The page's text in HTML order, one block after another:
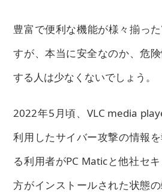
豊富で便利な機能が様々揃っ
すが、本当に安全なのか、危
する人は少なくないでしょう。
2022年5月頃、VLC media
利用したサイバー攻撃の情報
る利用者がPC Maticと他社セ
方がインストールされた状態